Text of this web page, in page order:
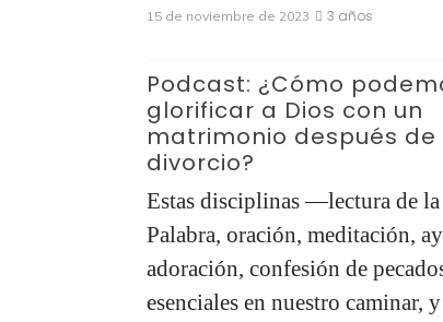
15 de noviembre de 2023
3 años
Podcast: ¿Cómo
glorificar a Dios con un
matrimonio después de
divorcio?
Estas disciplinas —lectura de la
Palabra, oración, meditación,
adoración, confesión de
esenciales en nuestro caminar,